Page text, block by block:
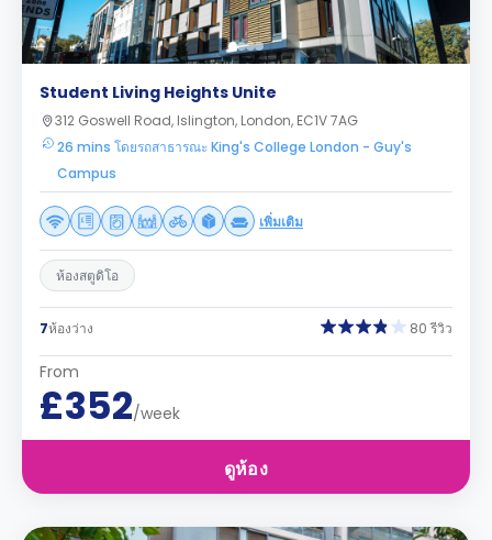
Student Living Heights Unite
312 Goswell Road, Islington, London, EC1V 7AG
26 mins โดยรถสาธารณะ King's College London - Guy's
Campus
เพิ่มเติม
ห้องสตูดิโอ
7ห้องว่าง 80 รีวิว
From
£352/week
ดูห้อง